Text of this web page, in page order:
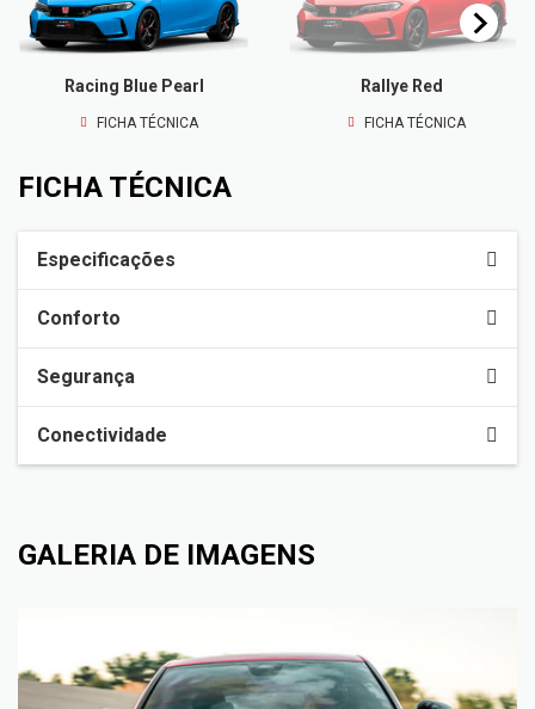
Racing Blue Pearl
FICHA TÉCNICA
Rallye Red
FICHA TÉCNICA
FICHA TÉCNICA
Especificações
Conforto
Segurança
Conectividade
GALERIA DE IMAGENS